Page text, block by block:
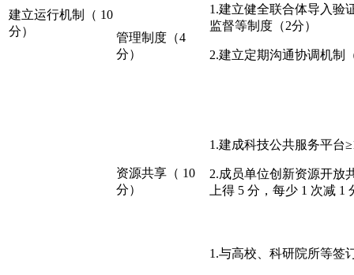
建立运行机制（ 10
分）
管理制度（4
分）
1.建立健全联合体导入验
监督等制度（2分）
2.建立定期沟通协调机制
资源共享（ 10
分）
1.建成科技公共服务平台
2.成员单位创新资源开放
上得 5 分，每少 1 次减 1
1.与高校、科研院所等签